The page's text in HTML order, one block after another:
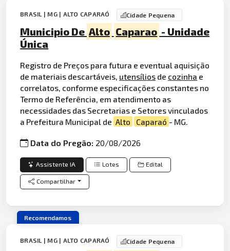
BRASIL | MG | ALTO CAPARAÓ Cidade Pequena
Municipio De Alto Caparao - Unidade
Única
Registro de Preços para futura e eventual aquisição
de materiais descartáveis, utensílios de cozinha e
correlatos, conforme especificações constantes no
Termo de Referência, em atendimento as
necessidades das Secretarias e Setores vinculados
a Prefeitura Municipal de Alto Caparaó - MG.
Data do Pregão: 20/08/2026
Assistente IA Lotes Edital
Compartilhar
Recomendamos
BRASIL | MG | ALTO CAPARAÓ Cidade Pequena